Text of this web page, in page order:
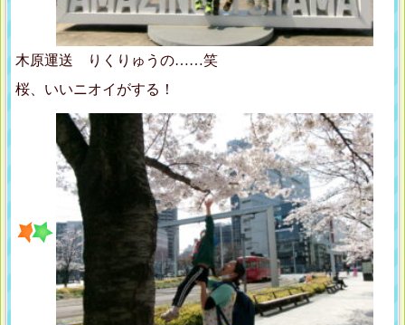
木原運送 りくりゅうの……笑
桜、いいニオイがする！